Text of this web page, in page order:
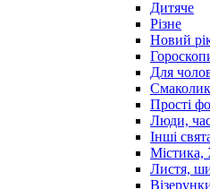
Дитяче
Різне
Новий
Для
Прості
Люди,
Інші
Містика,
Листя,